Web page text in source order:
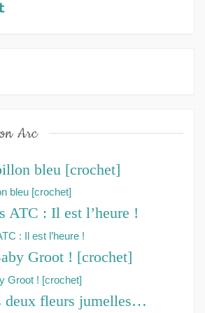
Arc
bleu [crochet]
ATC : Il est l’heure !
Groot ! [crochet]
deux fleurs jumelles…